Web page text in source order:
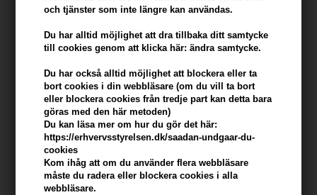
och tjänster som inte längre kan användas.
Du har alltid möjlighet att dra tillbaka ditt samtycke
till cookies genom att klicka här: ändra samtycke.
Du har också alltid möjlighet att blockera eller ta
bort cookies i din webbläsare (om du vill ta bort
eller blockera cookies från tredje part kan detta bara
göras med den här metoden)
Du kan läsa mer om hur du gör det här:
https://erhvervsstyrelsen.dk/saadan-undgaar-du-
cookies
Kom ihåg att om du använder flera webbläsare
måste du radera eller blockera cookies i alla
webbläsare.
Beard Monkey Hair & Body
Wash Lemongrass 1000ml
Derby Extra DE-Barberblade -
20 stk